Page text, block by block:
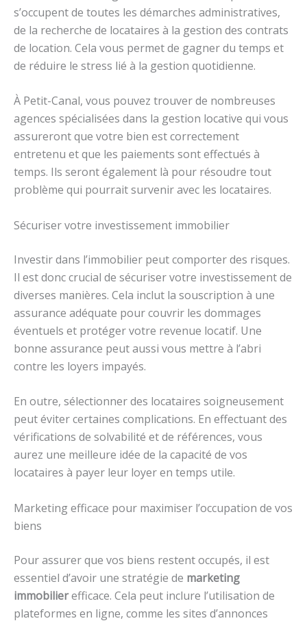
s’occupent de toutes les démarches administratives,
de la recherche de locataires à la gestion des contrats
de location. Cela vous permet de gagner du temps et
de réduire le stress lié à la gestion quotidienne.
À Petit-Canal, vous pouvez trouver de nombreuses
agences spécialisées dans la gestion locative qui vous
assureront que votre bien est correctement
entretenu et que les paiements sont effectués à
temps. Ils seront également là pour résoudre tout
problème qui pourrait survenir avec les locataires.
Sécuriser votre investissement immobilier
Investir dans l’immobilier peut comporter des risques.
Il est donc crucial de sécuriser votre investissement de
diverses manières. Cela inclut la souscription à une
assurance adéquate pour couvrir les dommages
éventuels et protéger votre revenue locatif. Une
bonne assurance peut aussi vous mettre à l’abri
contre les loyers impayés.
En outre, sélectionner des locataires soigneusement
peut éviter certaines complications. En effectuant des
vérifications de solvabilité et de références, vous
aurez une meilleure idée de la capacité de vos
locataires à payer leur loyer en temps utile.
Marketing efficace pour maximiser l’occupation de vos
biens
Pour assurer que vos biens restent occupés, il est
essentiel d’avoir une stratégie de marketing
immobilierefficace. Cela peut inclure l’utilisation de
plateformes en ligne, comme les sites d’annonces